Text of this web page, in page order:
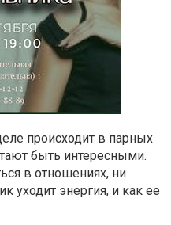
происходит в парных
быть интересными.
в отношениях, ни
уходит энергия, и как ее